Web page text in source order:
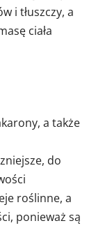
i tłuszczy, a
ciała
a także
do
roślinne, a
ponieważ są